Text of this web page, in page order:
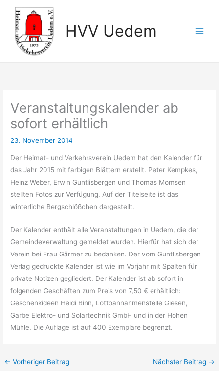
Inhalt
springen
HVV Uedem
Veranstaltungskalender ab
sofort erhältlich
23. November 2014
Der Heimat- und Verkehrsverein Uedem hat den Kalender für
das Jahr 2015 mit farbigen Blättern erstellt. Peter Kempkes,
Heinz Weber, Erwin Guntlisbergen und Thomas Momsen
stellten Fotos zur Verfügung. Auf der Titelseite ist das
winterliche Bergschlößchen dargestellt.
Der Kalender enthält alle Veranstaltungen in Uedem, die der
Gemeindeverwaltung gemeldet wurden. Hierfür hat sich der
Verein bei Frau Gärmer zu bedanken. Der vom Guntlisbergen
Verlag gedruckte Kalender ist wie im Vorjahr mit Spalten für
private Notizen gegliedert. Der Kalender ist ab sofort in
folgenden Geschäften zum Preis von 7,50 € erhältlich:
Geschenkideen Heidi Binn, Lottoannahmenstelle Giesen,
Garbe Elektro- und Solartechnik GmbH und in der Hohen
Mühle. Die Auflage ist auf 400 Exemplare begrenzt.
← Vorheriger Beitrag Nächster Beitrag →